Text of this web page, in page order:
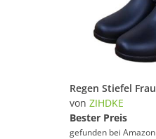
von ZIHDKE
Bester Preis
gefunden bei Amazon